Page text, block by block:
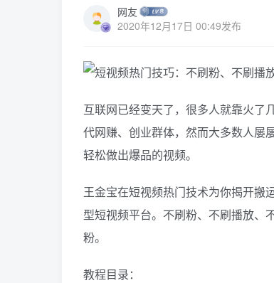
网友
2020年12月17日 00:49发布
互联网已经变天了，很多人就靠火了
代网赚、创业群体，然而大多数人屡
轻松做出爆品的视频。
王金宝在短视频热门技术为你揭开搬
型短视频平台。不刷粉、不刷播放、
粉。
教程目录：